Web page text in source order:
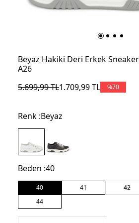
Beyaz Hakiki Deri Erkek
A26
5.699,99TL1.709,99TL %70
Renk :Beyaz
Beden :40
40 41 42
44